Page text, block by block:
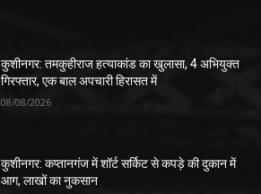
कुशीनगर: तमकुहीराज हत्याकांड का खुलासा, 4 अभियुक्त
गिरफ्तार, एक बाल अपचारी हिरासत में
08/08/2026
कुशीनगर: कप्तानगंज में शॉर्ट सर्किट से कपड़े की दुकान में
आग, लाखों का नुकसान